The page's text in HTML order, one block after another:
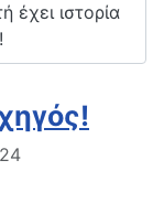
έχει ιστορία